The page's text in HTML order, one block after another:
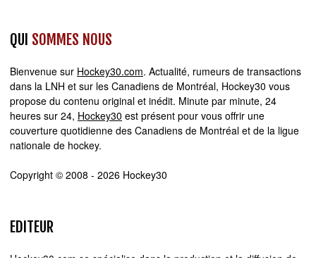
QUI SOMMES NOUS
Bienvenue sur Hockey30.com. Actualité, rumeurs de transactions
dans la LNH et sur les Canadiens de Montréal, Hockey30 vous
propose du contenu original et inédit. Minute par minute, 24
heures sur 24, Hockey30 est présent pour vous offrir une
couverture quotidienne des Canadiens de Montréal et de la ligue
nationale de hockey.
Copyright © 2008 - 2026 Hockey30
EDITEUR
Hockey30.com se spécialise dans la production et la diffusion de